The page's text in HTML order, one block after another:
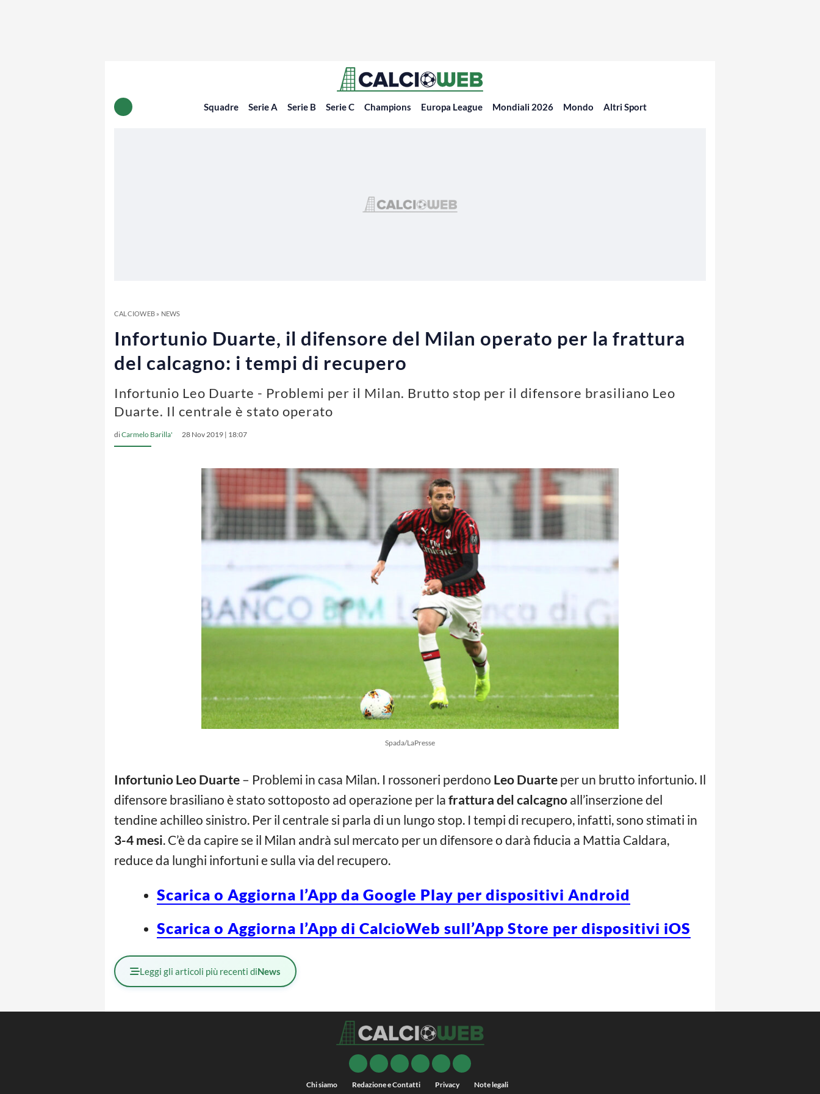
Squadre Serie A Serie B Serie C Champions Europa League Mondiali 2026 Mondo Altri Sport
CALCIOWEB» NEWS
Infortunio Duarte, il difensore del Milan operato per la frattura
del calcagno: i tempi di recupero
Infortunio Leo Duarte - Problemi per il Milan. Brutto stop per il difensore brasiliano Leo
Duarte. Il centrale è stato operato
diCarmelo Barilla' 28 Nov 2019 | 18:07
Spada/LaPresse
Infortunio Leo Duarte – Problemi in casa Milan. I rossoneri perdono Leo Duarte per un brutto infortunio. Il
difensore brasiliano è stato sottoposto ad operazione per la frattura del calcagno all’inserzione del
tendine achilleo sinistro. Per il centrale si parla di un lungo stop. I tempi di recupero, infatti, sono stimati in
3-4 mesi. C’è da capire se il Milan andrà sul mercato per un difensore o darà fiducia a Mattia Caldara,
reduce da lunghi infortuni e sulla via del recupero.
Scarica o Aggiorna l’App da Google Play per dispositivi Android
Scarica o Aggiorna l’App di CalcioWeb sull’App Store per dispositivi iOS
Leggi gli articoli più recenti diNews
Chi siamo Redazione e Contatti Privacy Note legali